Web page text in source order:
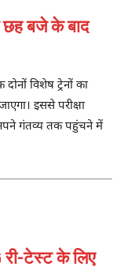
बजे के बाद
विशेष ट्रेनों का
इससे परीक्षा
गंतव्य तक पहुंचने में
टेस्ट के लिए